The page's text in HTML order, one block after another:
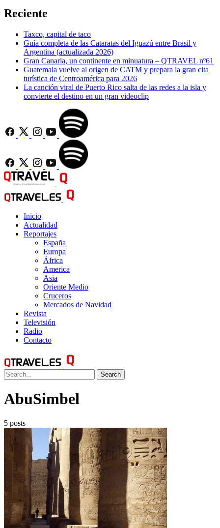
Reciente
Taxco, capital de taco
Guía completa de las Cataratas del Iguazú entre Brasil y
Argentina (actualizada 2026)
Gran Canaria, un continente en minuatura – QTRAVEL nº61
Guatemala vuelve al origen de CATM y prepara la gran cita
turística de Centroamérica para 2026
La canción viral de Puerto Rico salta de las redes a la isla y
convierte el destino en un gran videoclip
Inicio
Actualidad
Reportajes
España
Europa
África
America
Asia
Oriente Medio
Cruceros
Mercados de Navidad
Revista
Televisión
Radio
Contacto
Search
AbuSimbel
5 posts